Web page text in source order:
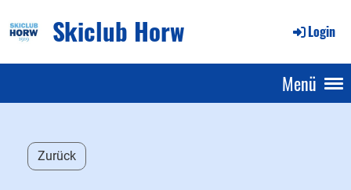
Skiclub Horw Login
Menü
Zurück